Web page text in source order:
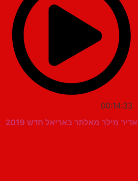
00:14:33
אדיר מילר מאלתר באריאל חדש 2019